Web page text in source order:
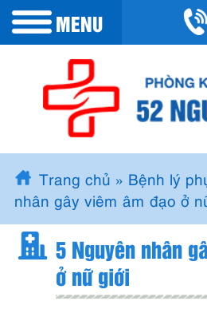
MENU
Trang chủ » Bệnh lý
nhân gây viêm âm đạo ở
5 Nguyên nhân
ở nữ giới